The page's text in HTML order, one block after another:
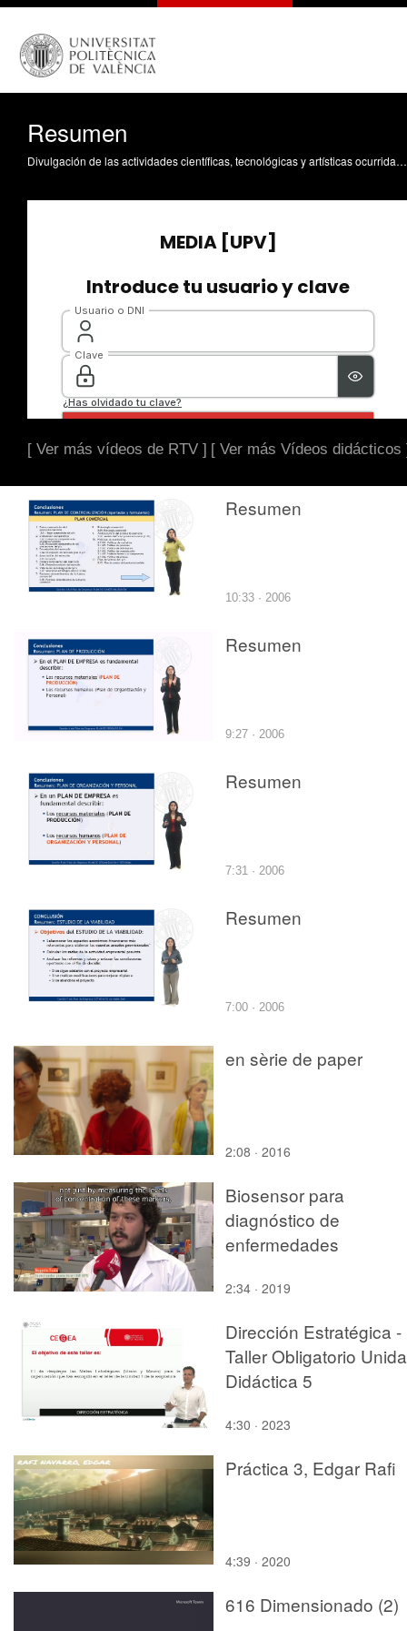
Resumen
Divulgación de las actividades científicas, tecnológicas y artísticas ocurridas en los tres campus de la UPV
[ Ver más vídeos de RTV ] [ Ver más Vídeos didácticos
Resumen
10:33 · 2006
Resumen
9:27 · 2006
Resumen
7:31 · 2006
Resumen
7:00 · 2006
en sèrie de paper
2:08 · 2016
Biosensor para
diagnóstico de
enfermedades
relacionadas con el
2:34 · 2019
Dirección Estratégica -
Taller Obligatorio
Didáctica 5
4:30 · 2023
Práctica 3, Edgar Rafi
4:39 · 2020
616 Dimensionado (2)